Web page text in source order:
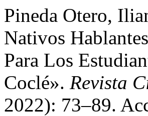
Pineda Otero,
Nativos
Para Los
Coclé». Revista
2022): 73–89.